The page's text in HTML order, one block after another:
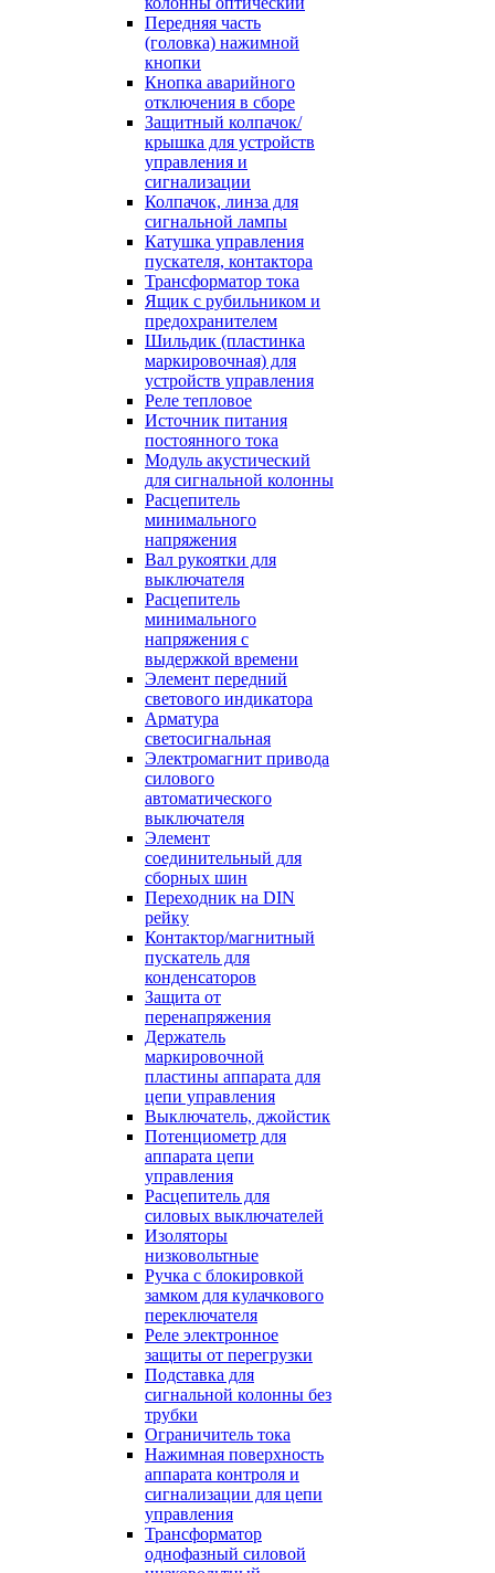
Передняя часть
(головка) нажимной
кнопки
Кнопка аварийного
отключения в сборе
Защитный колпачок/
крышка для устройств
управления и
сигнализации
Колпачок, линза для
сигнальной лампы
Катушка управления
пускателя, контактора
Трансформатор тока
Ящик с рубильником и
предохранителем
Шильдик (пластинка
маркировочная) для
устройств управления
Реле тепловое
Источник питания
постоянного тока
Модуль акустический
для сигнальной колонны
Расцепитель
минимального
напряжения
Вал рукоятки для
выключателя
Расцепитель
минимального
напряжения с
выдержкой времени
Элемент передний
светового индикатора
Арматура
светосигнальная
Электромагнит привода
силового
автоматического
выключателя
Элемент
соединительный для
сборных шин
Переходник на DIN
рейку
Контактор/магнитный
пускатель для
конденсаторов
Защита от
перенапряжения
Держатель
маркировочной
пластины аппарата для
цепи управления
Выключатель, джойстик
Потенциометр для
аппарата цепи
управления
Расцепитель для
силовых выключателей
Изоляторы
низковольтные
Ручка с блокировкой
замком для кулачкового
переключателя
Реле электронное
защиты от перегрузки
Подставка для
сигнальной колонны без
трубки
Ограничитель тока
Нажимная поверхность
аппарата контроля и
сигнализации для цепи
управления
Трансформатор
однофазный силовой